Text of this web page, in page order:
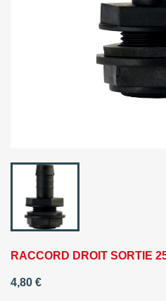
RACCORD DROIT SORTIE
4,80 €